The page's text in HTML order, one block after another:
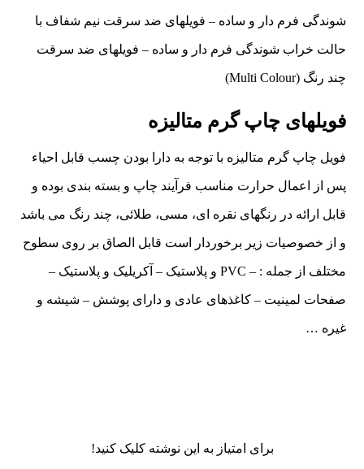
شوندگی فرم دار و ساده – فویلهای ضد سرقت نیم شفاف با
حالت خراب شوندگی فرم دار و ساده – فویلهای ضد سرقت
چند رنگ (Multi Colour)
فویلهای چاپ گرم متالیزه
فویل چاپ گرم متالیزه با توجه به دارا بودن چسب قابل احیاء
پس از اعمال حرارت مناسب فرآیند چاپ و بسته بندی بوده و
قابل ارائه در رنگهای نقره ای، مسی، طلائی، چند رنگ می باشد
و از خصوصیات زیر برخوردار است قابل الصاق بر روی سطوح
مختلف از جمله : – PVC و پلاستیک – آکریلیک و پلاستیک –
صفحات لمینیت – کاغذهای عادی و دارای پوشش – شیشه و
غیره …
برای امتیاز به این نوشته کلیک کنید!